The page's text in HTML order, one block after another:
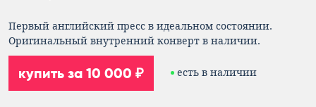
Первый английский пресс в идеальном состоянии.
Оригинальный внутренний конверт в наличии.
купить за 10 000 ₽ есть в наличии